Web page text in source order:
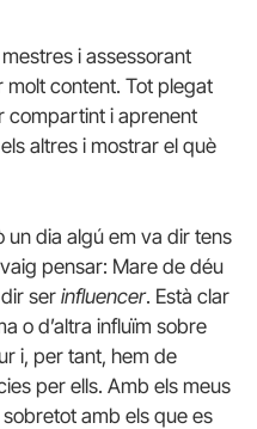
i assessorant
molt content. Tot plegat
compartint i aprenent
altres i mostrar el què
un dia algú em va dir tens
pensar: Mare de déu
ser influencer. Està clar
o d’altra influïm sobre
i, per tant, hem de
per ells. Amb els meus
amb els que es